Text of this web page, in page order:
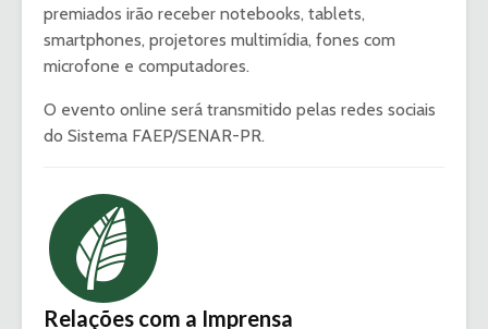
premiados irão receber notebooks, tablets,
smartphones, projetores multimídia, fones com
microfone e computadores.
O evento online será transmitido pelas redes sociais
do Sistema FAEP/SENAR-PR.
Relações com a Imprensa